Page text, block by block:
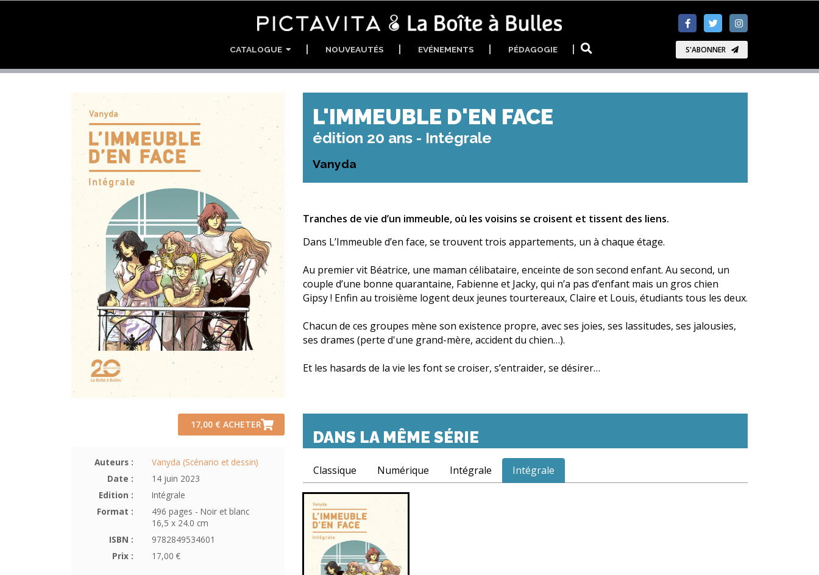
S'ABONNER
CATALOGUE NOUVEAUTÉS EVÉNEMENTS PÉDAGOGIE
17,00 € ACHETER
Auteurs :
Vanyda (Scénario et dessin)
Date :
14 juin 2023
Edition :
Intégrale
Format :
496 pages - Noir et blanc
16,5 x 24.0 cm
ISBN :
9782849534601
Prix :
17,00 €
L'IMMEUBLE D'EN FACE
édition 20 ans - Intégrale
Vanyda
Tranches de vie d’un immeuble, où les voisins se croisent et tissent des liens.
Dans L’Immeuble d’en face, se trouvent trois appartements, un à chaque étage.
Au premier vit Béatrice, une maman célibataire, enceinte de son second enfant. Au second, un
couple d’une bonne quarantaine, Fabienne et Jacky, qui n’a pas d’enfant mais un gros chien
Gipsy ! Enfin au troisième logent deux jeunes tourtereaux, Claire et Louis, étudiants tous les deux.
Chacun de ces groupes mène son existence propre, avec ses joies, ses lassitudes, ses jalousies,
ses drames (perte d'une grand-mère, accident du chien…).
Et les hasards de la vie les font se croiser, s’entraider, se désirer…
DANS LA MÊME SÉRIE
Classique Numérique Intégrale Intégrale